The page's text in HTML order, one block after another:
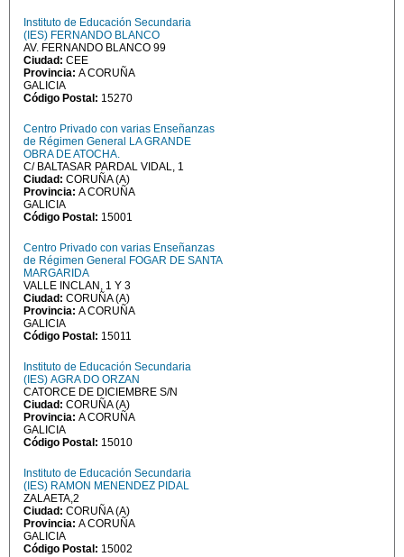
Instituto de Educación Secundaria
(IES) FERNANDO BLANCO
AV. FERNANDO BLANCO 99
Ciudad: CEE
Provincia: A CORUÑA
GALICIA
Código Postal: 15270
Centro Privado con varias Enseñanzas
de Régimen General LA GRANDE
OBRA DE ATOCHA.
C/ BALTASAR PARDAL VIDAL, 1
Ciudad: CORUÑA (A)
Provincia: A CORUÑA
GALICIA
Código Postal: 15001
Centro Privado con varias Enseñanzas
de Régimen General FOGAR DE SANTA
MARGARIDA
VALLE INCLAN, 1 Y 3
Ciudad: CORUÑA (A)
Provincia: A CORUÑA
GALICIA
Código Postal: 15011
Instituto de Educación Secundaria
(IES) AGRA DO ORZAN
CATORCE DE DICIEMBRE S/N
Ciudad: CORUÑA (A)
Provincia: A CORUÑA
GALICIA
Código Postal: 15010
Instituto de Educación Secundaria
(IES) RAMON MENENDEZ PIDAL
ZALAETA,2
Ciudad: CORUÑA (A)
Provincia: A CORUÑA
GALICIA
Código Postal: 15002